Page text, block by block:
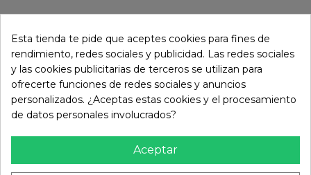
Puede darse de baja en cualquier momento. Para ello, consulte nuestra
información de contacto en el aviso legal.
Esta tienda te pide que aceptes cookies para fines de
rendimiento, redes sociales y publicidad. Las redes sociales
y las cookies publicitarias de terceros se utilizan para
ofrecerte funciones de redes sociales y anuncios
personalizados. ¿Aceptas estas cookies y el procesamiento
de datos personales involucrados?
Aceptar